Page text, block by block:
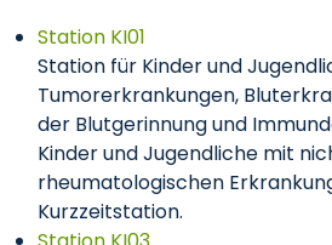
Station KI01
Station für Kinder und
Tumorerkrankungen,
der Blutgerinnung und
Kinder und Jugendliche mit
rheumatologischen
Kurzzeitstation.